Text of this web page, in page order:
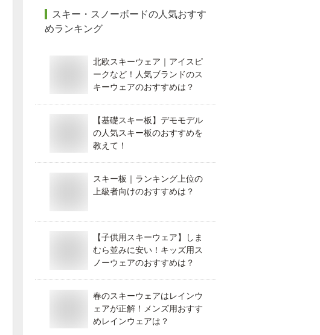
スキー・スノーボードの人気おすす
めランキング
北欧スキーウェア｜アイスピ
ークなど！人気ブランドのス
キーウェアのおすすめは？
【基礎スキー板】デモモデル
の人気スキー板のおすすめを
教えて！
スキー板｜ランキング上位の
上級者向けのおすすめは？
【子供用スキーウェア】しま
むら並みに安い！キッズ用ス
ノーウェアのおすすめは？
春のスキーウェアはレインウ
ェアが正解！メンズ用おすす
めレインウェアは？